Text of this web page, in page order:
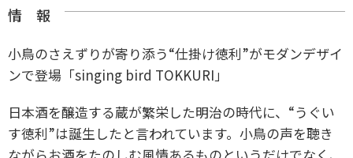
情 報
小鳥のさえずりが寄り添う“仕掛け徳利”がモダンデザイ
ンで登場「singing bird TOKKURI」
日本酒を醸造する蔵が繁栄した明治の時代に、“うぐい
す徳利”は誕生したと言われています。小鳥の声を聴き